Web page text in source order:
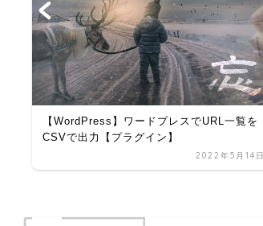
【WordPress】ワードプレスでURL一覧を
CSVで出力【プラグイン】
2022年5月14日